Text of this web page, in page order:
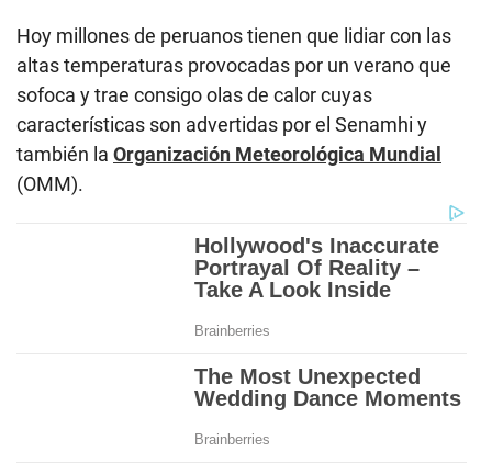
Hoy millones de peruanos tienen que lidiar con las
altas temperaturas provocadas por un verano que
sofoca y trae consigo olas de calor cuyas
características son advertidas por el Senamhi y
también la Organización Meteorológica Mundial
(OMM).